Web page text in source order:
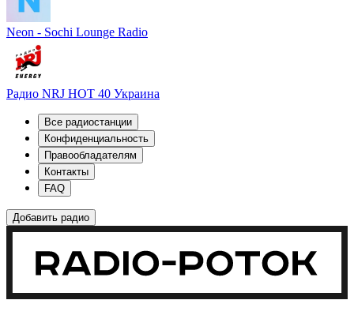
Neon - Sochi Lounge Radio
Радио NRJ HOT 40 Украина
Все радиостанции
Конфиденциальность
Правообладателям
Контакты
FAQ
Добавить радио